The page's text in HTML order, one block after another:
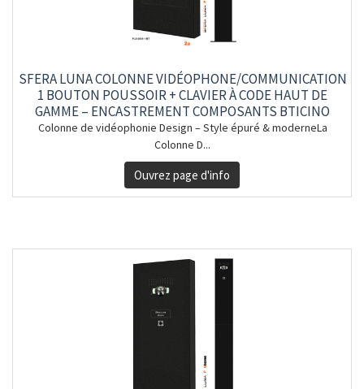
SFERA LUNA COLONNE VIDÉOPHONE/COMMUNICATION
1 BOUTON POUSSOIR + CLAVIER À CODE HAUT DE
GAMME – ENCASTREMENT COMPOSANTS BTICINO
Colonne de vidéophonie Design – Style épuré & moderneLa
Colonne D...
Ouvrez page d'info